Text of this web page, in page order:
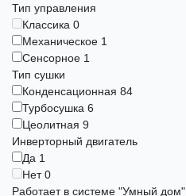
Тип управления
Классика 0
Механическое 1
Сенсорное 1
Тип сушки
Конденсационная 84
Турбосушка 6
Цеолитная 9
Инверторный двигатель
Да 1
Нет0
Работает в системе "Умный дом"